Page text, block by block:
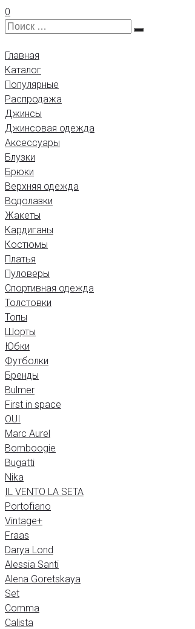
0
Главная
Каталог
Популярные
Распродажа
Джинсы
Джинсовая одежда
Аксессуары
Блузки
Брюки
Верхняя одежда
Водолазки
Жакеты
Кардиганы
Костюмы
Платья
Пуловеры
Спортивная одежда
Толстовки
Топы
Шорты
Юбки
Футболки
Бренды
Bulmer
First in space
OUI
Marc Aurel
Bomboogie
Bugatti
Nika
IL VENTO LA SETA
Portofiano
Vintage+
Fraas
Darya Lond
Alessia Santi
Alena Goretskaya
Set
Comma
Calista